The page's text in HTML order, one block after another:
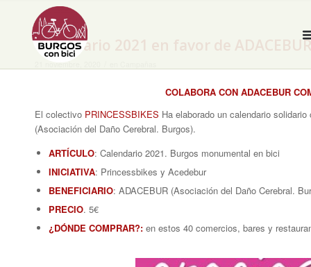
Calendario 2021 en favor de
21 noviembre, 2020
COLABORA CON ADACEBUR
El colectivo PRINCESSBIKES Ha elaborado un calendario
(Asociación del Daño Cerebral. Burgos).
ARTÍCULO: Calendario 2021. Burgos monumental en bici
INICIATIVA: Princessbikes y Acedebur
BENEFICIARIO: ADACEBUR (Asociación del Daño Cerebral.
PRECIO. 5€
¿DÓNDE COMPRAR?: en estos 40 comercios, bares y